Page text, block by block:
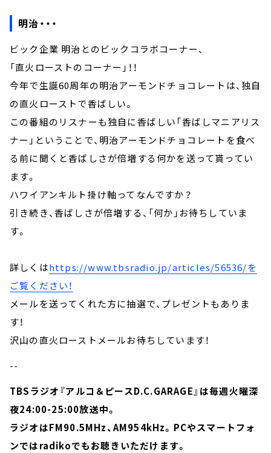
明治・・・
ビック企業 明治とのビックコラボコーナー、
「直火ローストのコーナー」！！
今年で生誕60周年の明治アーモンドチョコレートは、独自
の直火ローストで香ばしい。
この番組のリスナーも独自に香ばしい「香ばしマニアリス
ナー」ということで、明治アーモンドチョコレートを食べ
る前に聞くと香ばしさが倍増する何かを送って貰ってい
ます。
ハワイアンキルト掛け軸ってなんですか？
引き続き、香ばしさが倍増する、「何か」お待ちしていま
す。
詳しくはhttps://www.tbsradio.jp/articles/56536/を
ご覧ください！
メールを送ってくれた方に抽選で、プレゼントもありま
す！
沢山の直火ローストメールお待ちしています！
--
TBSラジオ『アルコ＆ピースD.C.GARAGE』は毎週火曜深
夜24:00-25:00放送中。
ラジオはFM90.5MHz、AM954kHz。PCやスマートフォ
ンではradikoでもお聴きいただけます。